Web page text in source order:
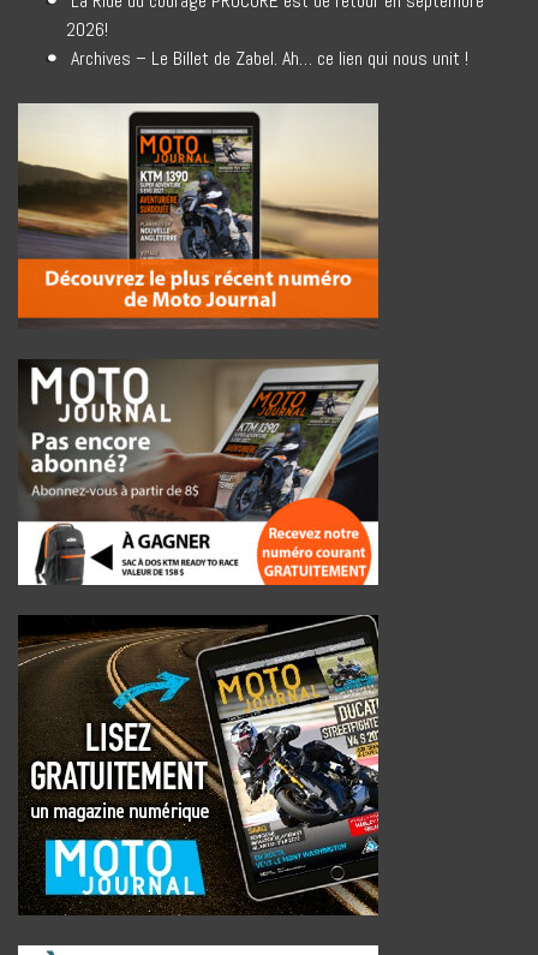
2026!
Archives – Le Billet de Zabel. Ah… ce lien qui nous unit !